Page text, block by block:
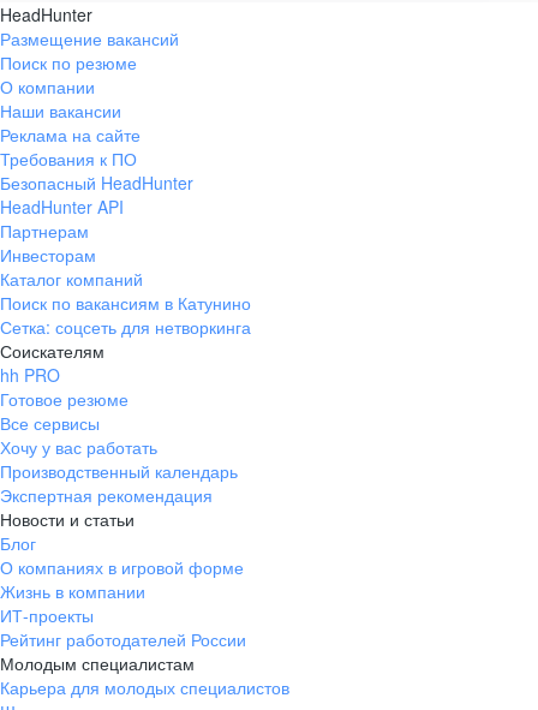
HeadHunter
Размещение вакансий
Поиск по резюме
О компании
Наши вакансии
Реклама на сайте
Требования к ПО
Безопасный HeadHunter
HeadHunter API
Партнерам
Инвесторам
Каталог компаний
Поиск по вакансиям в Катунино
Сетка: соцсеть для нетворкинга
Соискателям
hh PRO
Готовое резюме
Все сервисы
Хочу у вас работать
Производственный календарь
Экспертная рекомендация
Новости и статьи
Блог
О компаниях в игровой форме
Жизнь в компании
ИТ-проекты
Рейтинг работодателей России
Молодым специалистам
Карьера для молодых специалистов